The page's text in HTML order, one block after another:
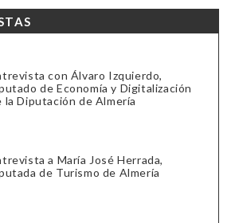
con Álvaro Izquierdo,
de Economía y Digitalización
la Diputación de Almería
a María José Herrada,
de Turismo de Almería